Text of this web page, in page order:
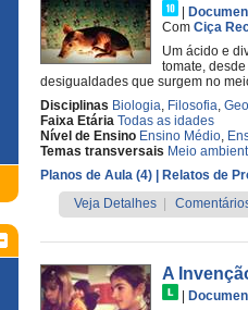
Com Ciça
Um ácido e
tomate,
desigualdades que surgem no
Disciplinas Biologia, Filosofia,
Faixa Etária Todas as idades
Nível de Ensino Ensino Médio,
Temas transversais Meio
Planos de Aula (4)
| Relatos de
Veja Detalhes
A